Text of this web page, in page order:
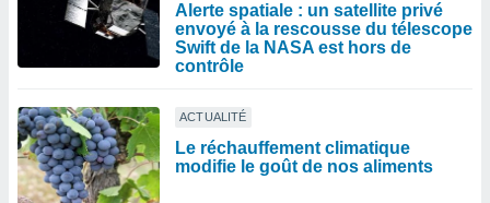
Alerte spatiale : un satellite privé
envoyé à la rescousse du télescope
Swift de la NASA est hors de
contrôle
ACTUALITÉ
Le réchauffement climatique
modifie le goût de nos aliments